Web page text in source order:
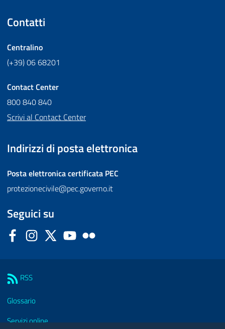
Contatti
Centralino
(+39) 06 68201
Contact Center
800 840 840
Scrivi al Contact Center
Indirizzi di posta elettronica
Posta elettronica certificata PEC
protezionecivile@pec.governo.it
Seguici su
FacebookInstagram
Twitter YouTube
RSS
Glossario
Servizi online